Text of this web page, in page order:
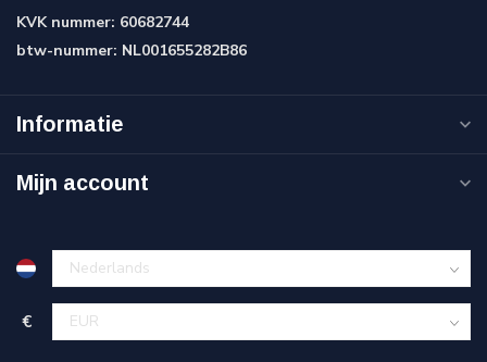
KVK nummer: 60682744
btw-nummer: NL001655282B86
Informatie
Mijn account
€